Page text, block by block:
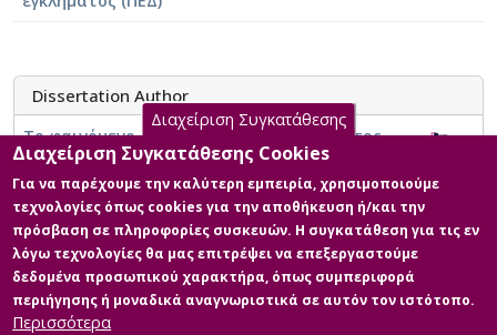
Dissertation Author
Το φαινόμενο του οργανωμένου εγκλήματος
στην Ελλάδα κατά την τελευταία δεκαετία
και η επίδραση των κρίσεων στην ποιοτική
του εξέλιξη
Διαχείριση Συγκατάθεσης
Διαχείριση Συγκατάθεσης Cookies
Για να παρέχουμε την καλύτερη εμπειρία, χρησιμοποιούμε
τεχνολογίες όπως cookies για την αποθήκευση ή/και την
πρόσβαση σε πληροφορίες συσκευών. Η συγκατάθεση για τις εν
λόγω τεχνολογίες θα μας επιτρέψει να επεξεργαστούμε
δεδομένα προσωπικού χαρακτήρα, όπως συμπεριφορά
περιήγησης ή μοναδικά αναγνωριστικά σε αυτόν τον ιστότοπο.
Περισσότερα